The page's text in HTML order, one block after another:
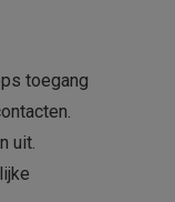
toegang
uit.